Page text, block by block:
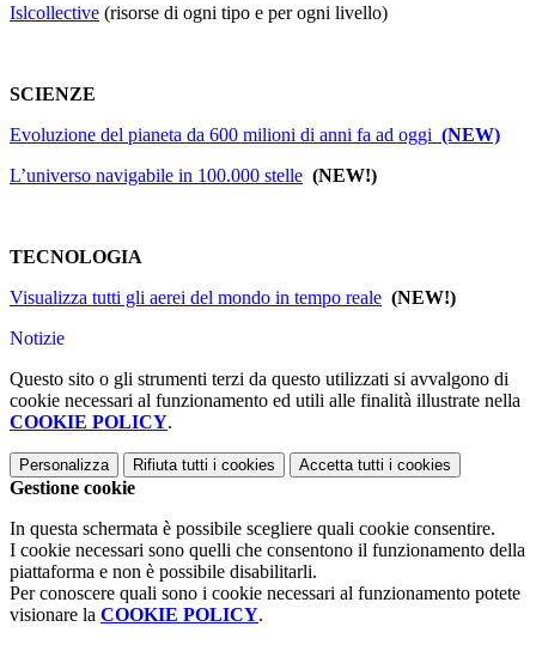
Islcollective (risorse di ogni tipo e per ogni livello)
SCIENZE
Evoluzione del pianeta da 600 milioni di anni fa ad oggi (NEW)
L’universo navigabile in 100.000 stelle (NEW!)
TECNOLOGIA
Visualizza tutti gli aerei del mondo in tempo reale (NEW!)
Notizie
Questo sito o gli strumenti terzi da questo utilizzati si avvalgono di
cookie necessari al funzionamento ed utili alle finalità illustrate nella
COOKIE POLICY.
Personalizza Rifiuta tutti i cookies Accetta tutti i cookies
Gestione cookie
In questa schermata è possibile scegliere quali cookie consentire.
I cookie necessari sono quelli che consentono il funzionamento della
piattaforma e non è possibile disabilitarli.
Per conoscere quali sono i cookie necessari al funzionamento potete
visionare la COOKIE POLICY.